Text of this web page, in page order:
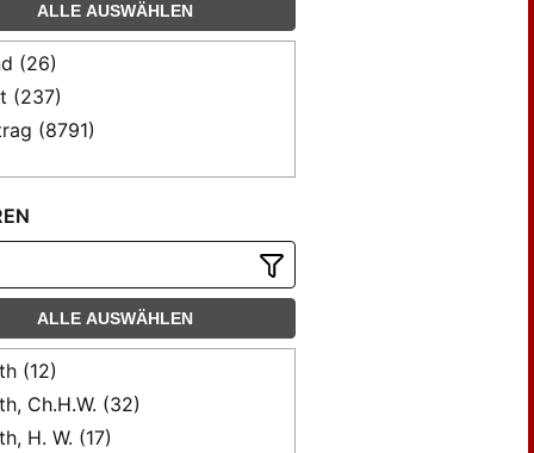
ALLE AUSWÄHLEN
(26)
(237)
(8791)
ALLE AUSWÄHLEN
(12)
Ch.H.W. (32)
H. W. (17)